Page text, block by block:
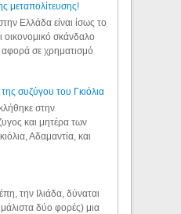
μεταπολίτευσης!
Ελλάδα είναι ίσως το
οικονομικό σκάνδαλο
αφορά σε χρηματισμό
συζύγου του Γκιόλια
στην
και μητέρα των
Αδαμαντία, και
την Ιλιάδα, δύναται
μάλιστα δύο φορές) μια